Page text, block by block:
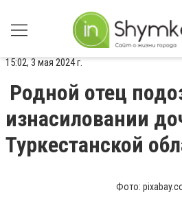
15:02, 3 мая 2024 г.
Родной отец
изнасиловании
Туркестанской
Фото: